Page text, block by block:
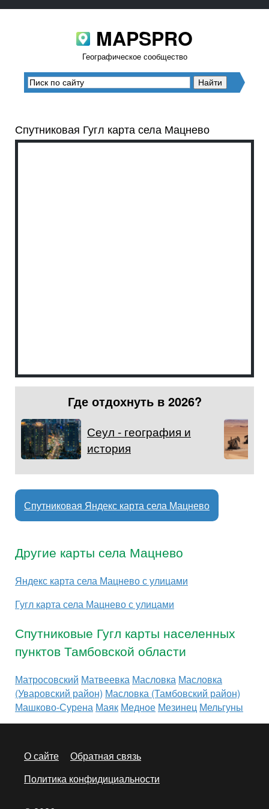
MAPSPRO
Географическое сообщество
Спутниковая Гугл карта села Мацнево
Где отдохнуть в 2026?
Сеул - география и
история
Спутниковая Яндекс карта села Мацнево
Другие карты села Мацнево
Яндекс карта села Мацнево с улицами
Гугл карта села Мацнево с улицами
Спутниковые Гугл карты населенных
пунктов Тамбовской области
Матросовский Матвеевка Масловка Масловка
(Уваровский район) Масловка (Тамбовский район)
Машково-Сурена Маяк Медное Мезинец Мельгуны
О сайте
Обратная связь
Политика конфидициальности